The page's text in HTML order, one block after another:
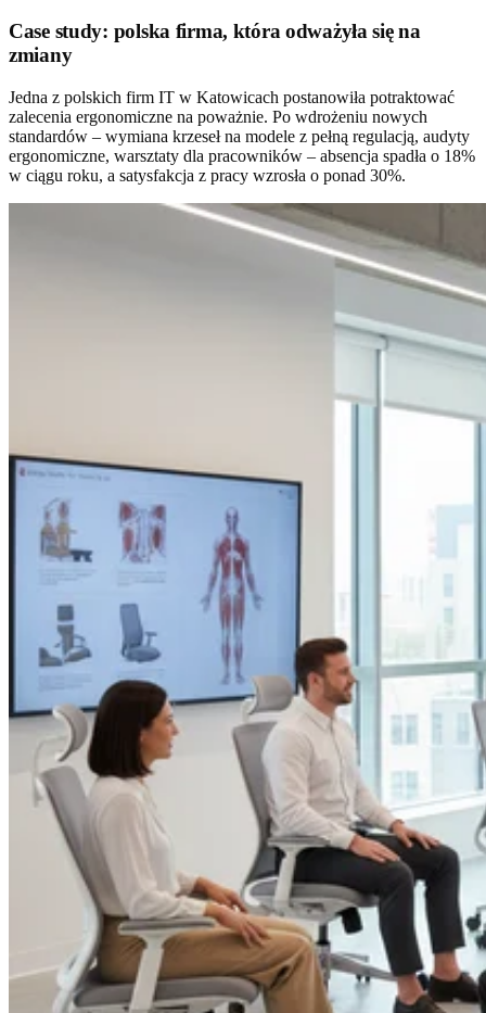
Case study: polska firma, która odważyła się na
zmiany
Jedna z polskich firm IT w Katowicach postanowiła potraktować
zalecenia ergonomiczne na poważnie. Po wdrożeniu nowych
standardów – wymiana krzeseł na modele z pełną regulacją, audyty
ergonomiczne, warsztaty dla pracowników – absencja spadła o 18%
w ciągu roku, a satysfakcja z pracy wzrosła o ponad 30%.